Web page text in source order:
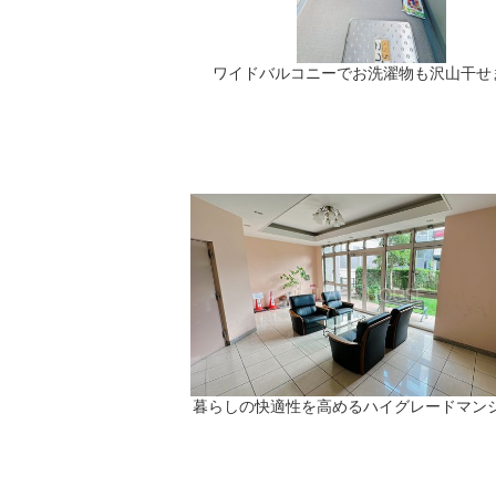
ワイドバルコニーでお洗濯物も沢山干せ
暮らしの快適性を高めるハイグレードマ